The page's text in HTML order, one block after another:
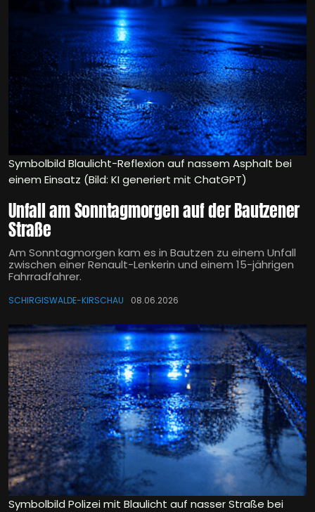
Symbolbild Blaulicht-Reflexion auf nassem Asphalt bei
einem Einsatz (Bild: KI generiert mit ChatGPT)
Unfall am Sonntagmorgen auf der Bautzener
Straße
Am Sonntagmorgen kam es in Bautzen zu einem Unfall
zwischen einer Renault-Lenkerin und einem 15-jährigen
Fahrradfahrer.
SCHIRGISWALDE-KIRSCHAU 08.06.2026
Symbolbild Polizei mit Blaulicht auf nasser Straße bei